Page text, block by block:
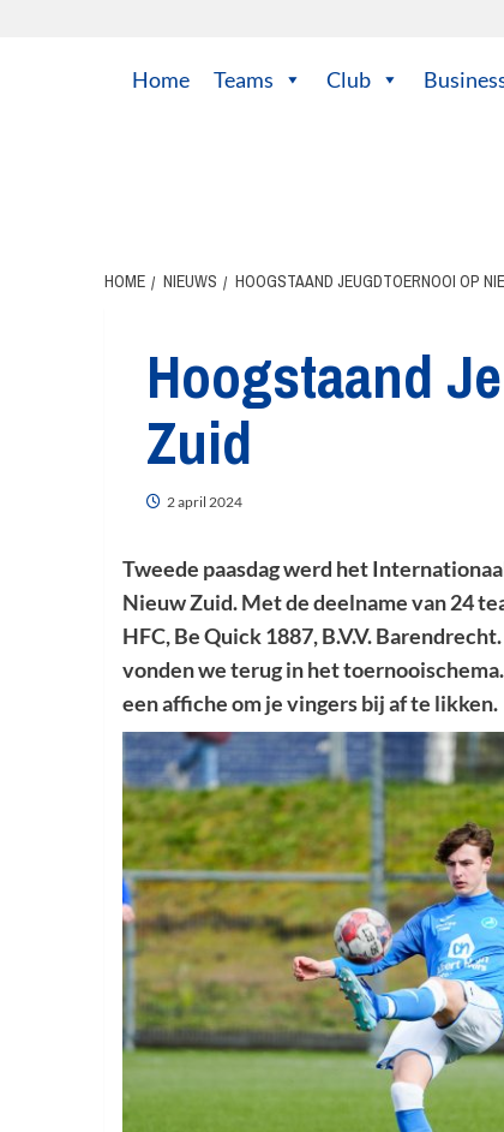
Home Teams Club
HOME NIEUWS HOOGSTAAND JEUGDTOERNOOI OP
Hoogstaand
Zuid
2 april 2024
Tweede paasdag werd het
Nieuw Zuid. Met de deelname van 24
HFC, Be Quick 1887, B.V.V.
vonden we terug in het
een affiche om je vingers bij af te likken.